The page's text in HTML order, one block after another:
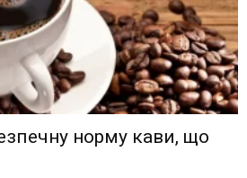
норму кави, що